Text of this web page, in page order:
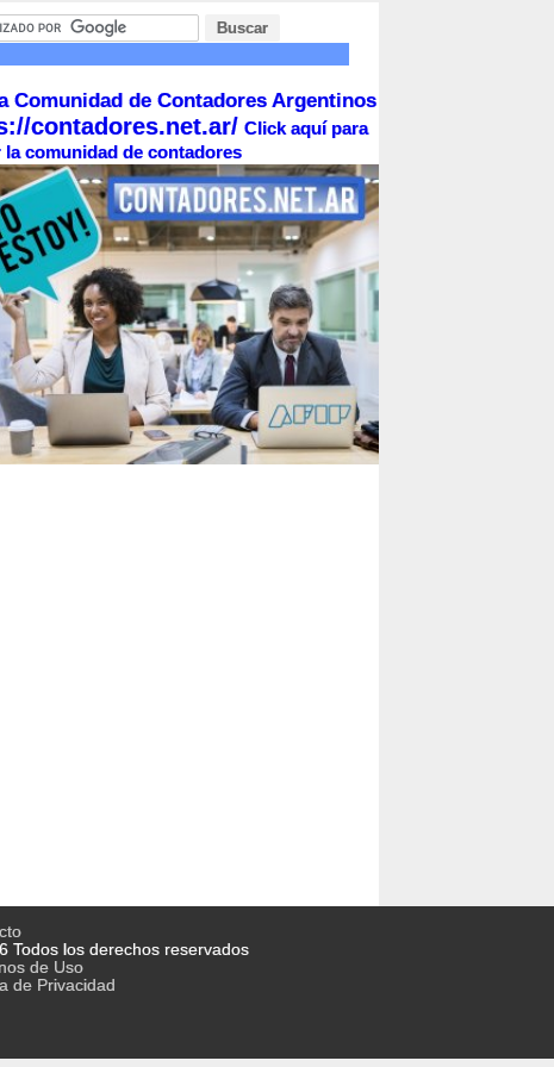
Comunidad de Contadores Argentinos
contadores.net.ar/ Click aquí para
la comunidad de contadores
Todos los derechos reservados
de Uso
de Privacidad